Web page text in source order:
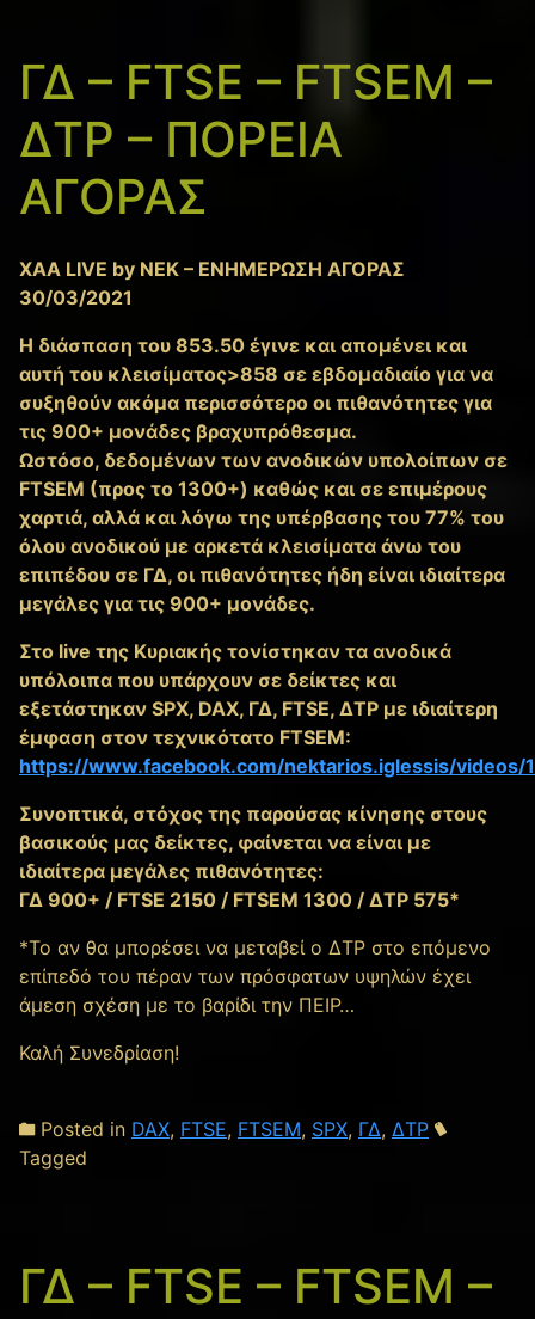
ΓΔ – FTSE – FTSEM –
ΔΤΡ – ΠΟΡΕΙΑ
ΑΓΟΡΑΣ
XAA LIVE by NEK – ΕΝΗΜΕΡΩΣΗ ΑΓΟΡΑΣ
30/03/2021
Η διάσπαση του 853.50 έγινε και απομένει και
αυτή του κλεισίματος>858 σε εβδομαδιαίο για να
συξηθούν ακόμα περισσότερο οι πιθανότητες για
τις 900+ μονάδες βραχυπρόθεσμα.
Ωστόσο, δεδομένων των ανοδικών υπολοίπων σε
FTSEM (προς το 1300+) καθώς και σε επιμέρους
χαρτιά, αλλά και λόγω της υπέρβασης του 77% του
όλου ανοδικού με αρκετά κλεισίματα άνω του
επιπέδου σε ΓΔ, οι πιθανότητες ήδη είναι ιδιαίτερα
μεγάλες για τις 900+ μονάδες.
Στο live της Κυριακής τονίστηκαν τα ανοδικά
υπόλοιπα που υπάρχουν σε δείκτες και
εξετάστηκαν SPX, DAX, ΓΔ, FTSE, ΔΤΡ με ιδιαίτερη
έμφαση στον τεχνικότατο FTSEM:
https://www.facebook.com/nektarios.iglessis/
Συνοπτικά, στόχος της παρούσας κίνησης στους
βασικούς μας δείκτες, φαίνεται να είναι με
ιδιαίτερα μεγάλες πιθανότητες:
ΓΔ 900+ / FTSE 2150 / FTSEM 1300 / ΔΤΡ 575*
*Το αν θα μπορέσει να μεταβεί ο ΔΤΡ στο επόμενο
επίπεδό του πέραν των πρόσφατων υψηλών έχει
άμεση σχέση με το βαρίδι την ΠΕΙΡ…
Καλή Συνεδρίαση!
Posted in DAX, FTSE, FTSEM, SPX, ΓΔ, ΔΤΡ
Tagged
ΓΔ – FTSE – FTSEM –